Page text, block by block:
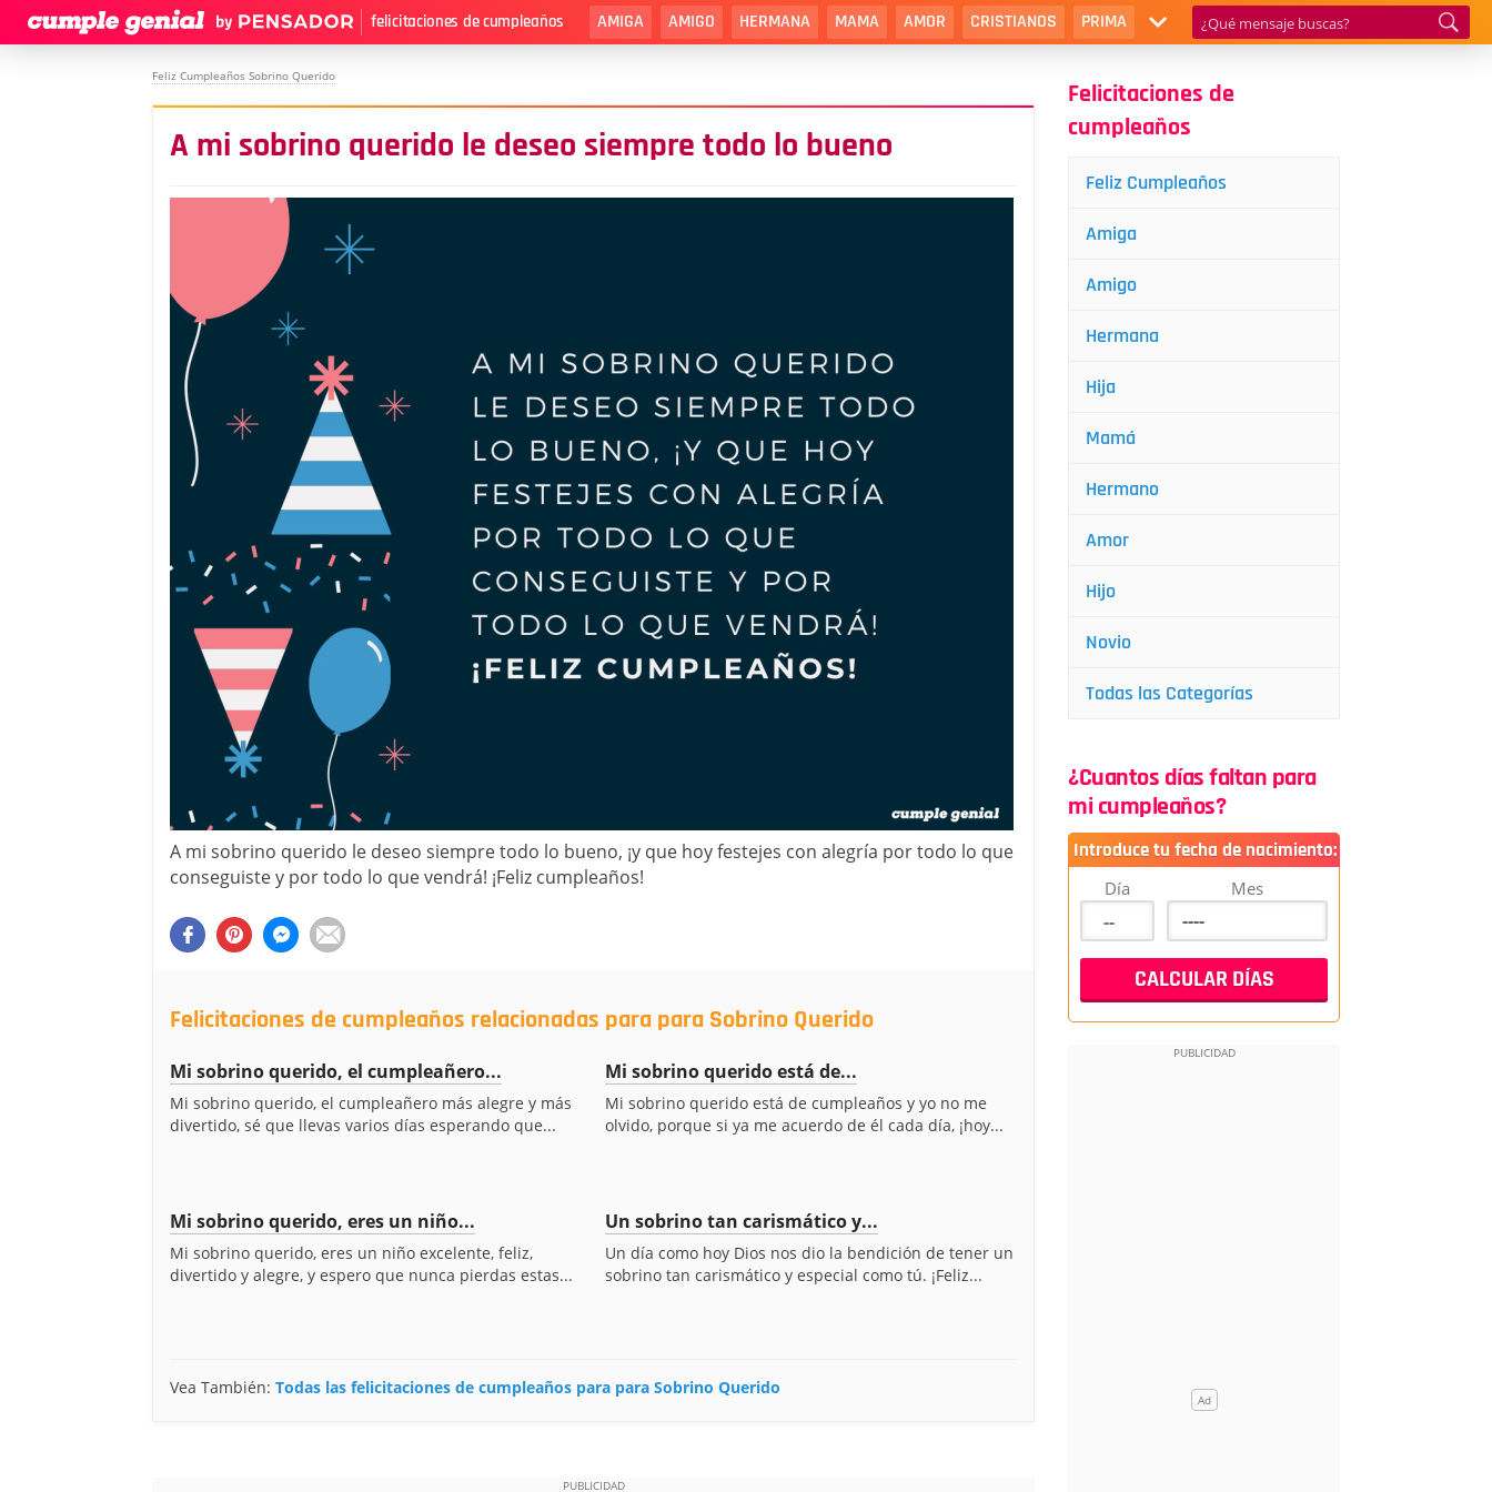
felicitaciones de cumpleaños AMIGA AMIGO HERMANA MAMA AMOR CRISTIANOS PRIMA
Feliz Cumpleaños Sobrino Querido
A mi sobrino querido le deseo siempre todo lo bueno
A mi sobrino querido le deseo siempre todo lo bueno, ¡y que hoy festejes con alegría por todo lo que
conseguiste y por todo lo que vendrá! ¡Feliz cumpleaños!
Felicitaciones de cumpleaños relacionadas para para Sobrino Querido
Mi sobrino querido, el cumpleañero...
Mi sobrino querido, el cumpleañero más alegre y más
divertido, sé que llevas varios días esperando que...
Mi sobrino querido está de...
Mi sobrino querido está de cumpleaños y yo no me
olvido, porque si ya me acuerdo de él cada día, ¡hoy...
Mi sobrino querido, eres un niño...
Mi sobrino querido, eres un niño excelente, feliz,
divertido y alegre, y espero que nunca pierdas estas...
Un sobrino tan carismático y...
Un día como hoy Dios nos dio la bendición de tener un
sobrino tan carismático y especial como tú. ¡Feliz...
Vea También: Todas las felicitaciones de cumpleaños para para Sobrino Querido
Felicitaciones de
cumpleaños
Feliz Cumpleaños
Amiga
Amigo
Hermana
Hija
Mamá
Hermano
Amor
Hijo
Novio
Todas las Categorías
¿Cuantos días faltan para
mi cumpleaños?
Introduce tu fecha de nacimiento:
Día Mes